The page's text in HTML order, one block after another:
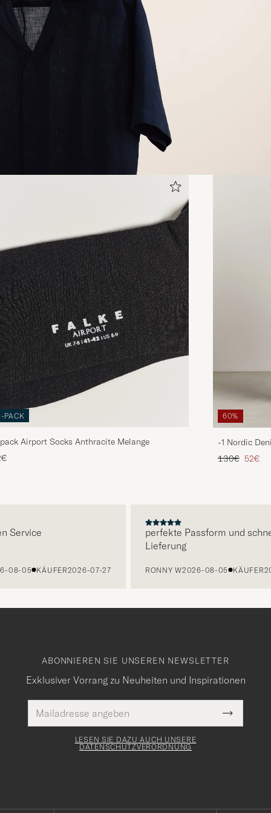
PACK
Airport Socks Anthracite Melange
60%
-1 Nordic
Regulärer Preis
130€ 52€
05 KÄUFER 2026-07-27
perfekte Passform und schnelle
Lieferung
RONNY W2026-08-05 KÄUFER
ABONNIEREN SIE UNSEREN NEWSLETTER
Exklusiver Vorrang zu Neuheiten und Inspirationen
Mail
Adresse
Pflichtfeld
Submit
Newsletter
LESEN SIE DAZU AUCH UNSERE
DATENSCHUTZVERORDNUNG